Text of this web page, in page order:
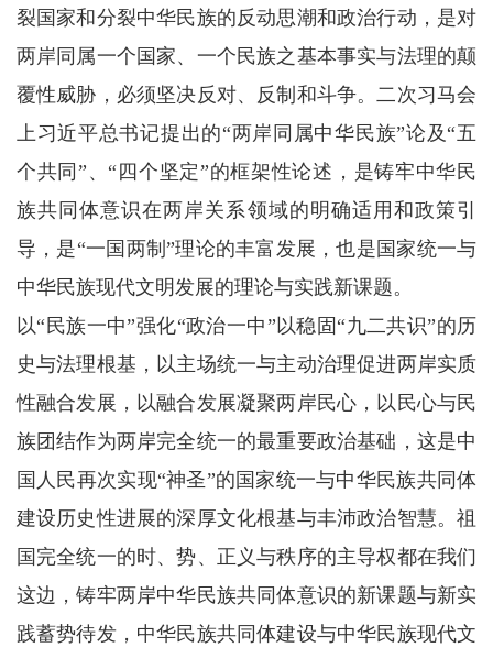
裂国家和分裂中华民族的反动思潮和政治行动，是对
两岸同属一个国家、一个民族之基本事实与法理的颠
覆性威胁，必须坚决反对、反制和斗争。二次习马会
上习近平总书记提出的“两岸同属中华民族”论及“五
个共同”、“四个坚定”的框架性论述，是铸牢中华民
族共同体意识在两岸关系领域的明确适用和政策引
导，是“一国两制”理论的丰富发展，也是国家统一与
中华民族现代文明发展的理论与实践新课题。
以“民族一中”强化“政治一中”以稳固“九二共识”的历
史与法理根基，以主场统一与主动治理促进两岸实质
性融合发展，以融合发展凝聚两岸民心，以民心与民
族团结作为两岸完全统一的最重要政治基础，这是中
国人民再次实现“神圣”的国家统一与中华民族共同体
建设历史性进展的深厚文化根基与丰沛政治智慧。祖
国完全统一的时、势、正义与秩序的主导权都在我们
这边，铸牢两岸中华民族共同体意识的新课题与新实
践蓄势待发，中华民族共同体建设与中华民族现代文
分。如感不适，立刻休息或求